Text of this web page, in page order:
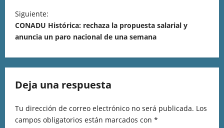
Siguiente:
CONADU Histórica: rechaza la propuesta salarial y
anuncia un paro nacional de una semana
Deja una respuesta
Tu dirección de correo electrónico no será publicada. Los
campos obligatorios están marcados con *